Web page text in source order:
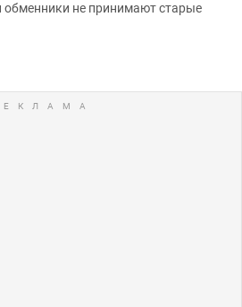
обменники не принимают старые